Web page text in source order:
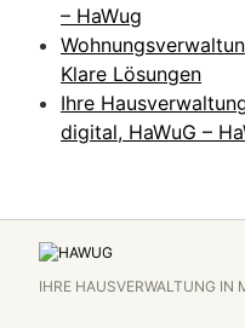
– HaWug
Klare Lösungen
Ihre
digital, HaWuG –
IHRE HAUSVERWALTUNG IN